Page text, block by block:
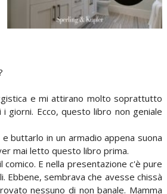
e mi attirano molto soprattutto
Ecco, questo libro non geniale
buttarlo in un armadio appena suona
mai letto questo libro prima.
E nella presentazione c'è pure
sembrava che avesse chissà
nessuno di non banale. Mamma